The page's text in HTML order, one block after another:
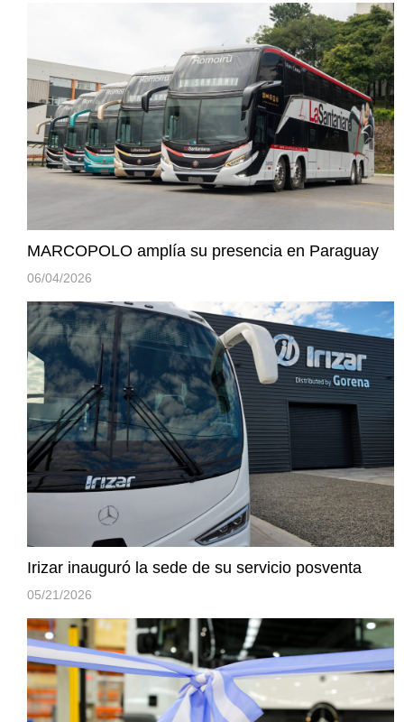
MARCOPOLO amplía su presencia en Paraguay
06/04/2026
Irizar inauguró la sede de su servicio posventa
05/21/2026